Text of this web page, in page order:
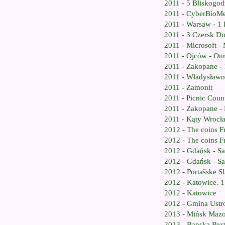
2011 - 5
2011 -
2011 - Warsaw - 1
2011 - 3 Czersk
2011 - Microsoft -
2011 - Ojców -
2011 - Zakopane -
2011 -
2011 - Zamonit
2011 - Picnic
2011 - Zakopane -
2011 - Kąty
2012 - The coins
2012 - The coins
2012 - Gdańsk -
2012 - Gdańsk -
2012 - Portašske
2012 - Katowice.
2012 - Katowice
2012 - Gmina
2013 - Mińsk